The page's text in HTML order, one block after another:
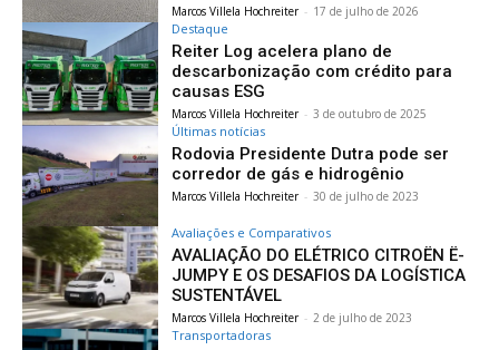
Marcos Villela Hochreiter - 17 de julho de 2026
Destaque
Reiter Log acelera plano de
descarbonização com crédito para
causas ESG
Marcos Villela Hochreiter - 3 de outubro de 2025
Últimas notícias
Rodovia Presidente Dutra pode ser
corredor de gás e hidrogênio
Marcos Villela Hochreiter - 30 de julho de 2023
Avaliações e Comparativos
AVALIAÇÃO DO ELÉTRICO CITROËN Ë-
JUMPY E OS DESAFIOS DA LOGÍSTICA
SUSTENTÁVEL
Marcos Villela Hochreiter - 2 de julho de 2023
Transportadoras